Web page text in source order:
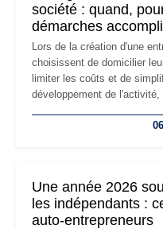
société : quand,
démarches
Lors de la création d'une
choisissent de domicilier
limiter les coûts et de
développement de
professionnels,
Une année 2026
les indépendants :
auto-entrepreneurs